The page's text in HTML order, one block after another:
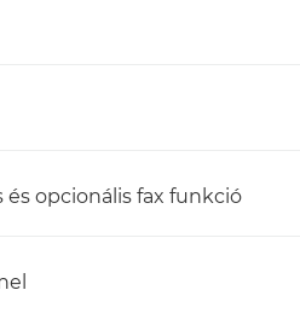
és opcionális fax funkció